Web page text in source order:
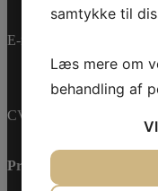
E-mail:
CVR-nummer: 27233678
Produkter
samtykke til
Læs mere om
behandling af